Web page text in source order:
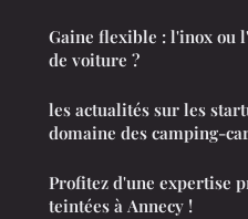
Gaine flexible : l'inox ou
de voiture ?
les actualités sur les
domaine des camping-
Profitez d'une expertise
teintées à Annecy !